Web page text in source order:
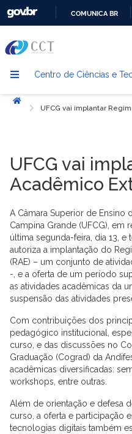
COMUNICA BR
Centro de Ciências e
Início
UFCG vai implantar
UFCG vai
Acadêmico
A Câmara Superior de Ensino
Campina Grande (UFCG), em
última segunda-feira, dia 13,
autoriza a implantação do
(RAE) – um conjunto de
-, e a oferta de um período
as atividades acadêmicas da
suspensão das atividades
Com contribuições dos
pedagógico institucional,
curso, e das discussões no
Graduação (Cograd) da
acadêmicas diversificadas:
workshops, entre outras.
Além de orientação e defesa
curso, a oferta e participação
tecnologias digitais também